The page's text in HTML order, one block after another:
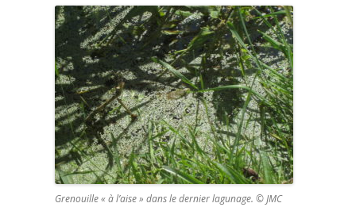
Grenouille « à l’aise » dans le dernier lagunage. © JMC